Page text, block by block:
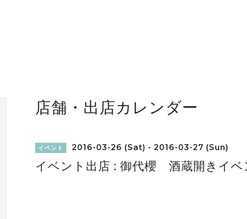
店舗・出店カレンダー
イベント 2016-03-26 (Sat) - 2016-03-27 (Sun)
イベント出店 : 御代櫻 酒蔵開きイベ